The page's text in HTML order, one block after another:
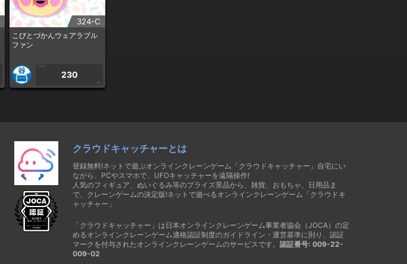
324-C
こびとづかんウェアラブル
ファン
1PLAY
230
CP
クラウドキャッチャーとは
登録無料!ネットで遊ぶオンラインクレーンゲーム「クラウドキャッチャー」自宅にい
ながら、PCやスマホで、UFOキャッチャーを遠隔操作!
人気のフィギュア、ぬいぐるみ等のプライズ景品から、雑貨、おもちゃ、日用品ま
で、クレーンゲームの決定版!ネットで遊べるオンラインクレーンゲーム「クラウドキ
ャッチャー」
「クラウドキャッチャー」は日本オンラインクレーンゲーム事業者協会（JOCA）の定
めるオンラインクレーンゲーム適格認証制度のガイドライン・運営基準に則り、認証
マークを付与されたオンラインクレーンゲームのサービスです。 認証番号: 009-22-
009-02